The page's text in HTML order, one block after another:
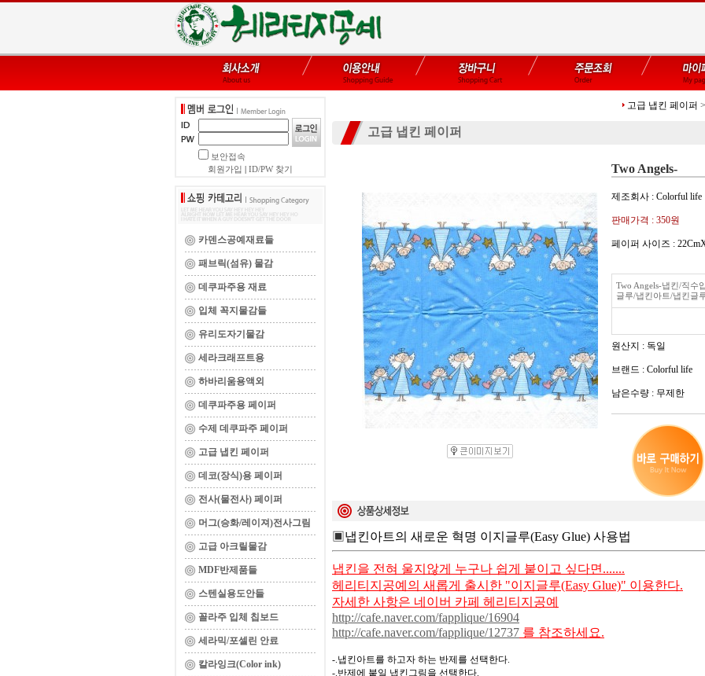
보안접속
회원가입
ID/PW 찾기
카덴스공예재료들
패브릭(섬유) 물감
데쿠파주용 재료
입체 꼭지물감들
유리도자기물감
세라크래프트용
하바리움용액외
데쿠파주용 페이퍼
수제 데쿠파주 페이퍼
고급 냅킨 페이퍼
데코(장식)용 페이퍼
전사(물전사) 페이퍼
머그(승화/레이져)전사그림
고급 아크릴물감
MDF반제품들
스텐실용도안들
꼴라주 입체 칩보드
세라믹/포셀린 안료
칼라잉크(Color ink)
고급 냅킨 페이퍼 >
고급 냅킨 페이퍼
Two Angels-
제조회사 : Colorful life
판매가격 : 350원
페이퍼 사이즈 :
Two Angels-냅킨/직수
글루/냅킨아트/냅킨글
원산지 : 독일
브랜드 : Colorful life
남은수량 : 무제한
▣냅킨아트의 새로운 혁명 이지글루(Easy Glue) 사용법
냅킨을 전혀 울지않게 누구나 쉽게 붙이고 싶다면.......
헤리티지공예의 새롭게 출시한 "이지글루(Easy Glue)" 이용한다.
자세한 사항은 네이버 카페 헤리티지공예
http://cafe.naver.com/fapplique/16904
http://cafe.naver.com/fapplique/12737 를 참조하세요.
-.냅킨아트를 하고자 하는 반제를 선택한다.
-.반제에 붙일 냅킨그림을 선택한다.